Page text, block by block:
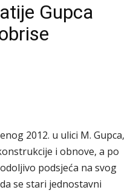
stranice Gupca
2012. u ulici M. Gupca,
i obnove, a po
podsjeća na svog
se stari jednostavni